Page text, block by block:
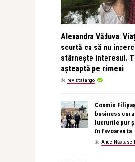
Alexandra Văduva:
scurtă ca să nu
stârnește interesul.
așteaptă pe nimeni
de revistatango
Cosmin
business
lucrurile pur
în favoarea ta
de Alice Năstase